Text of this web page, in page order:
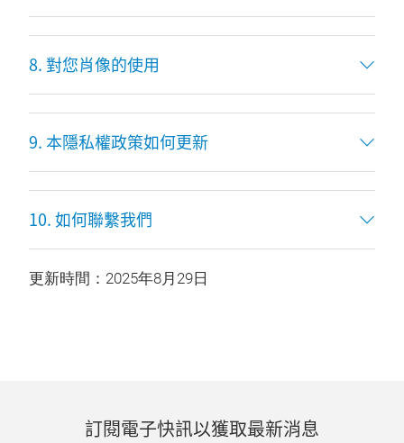
8. 對您肖像的使用
9. 本隱私權政策如何更新
10. 如何聯繫我們
更新時間：2025年8月29日
訂閱電子快訊以獲取最新消息